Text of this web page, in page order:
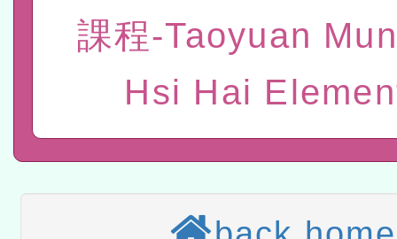
位及節水達人選拔活動」
市孔廟祈福系列活動—儒
2026年桃園地景藝術節教
結果公告(無人報名，續辦
適應運動共學行動站研習
本館辦理115年度閱讀磐
讀推動專業研習
科技賦能─人工智慧(AI)工
課程-Taoyuan
Hsi Hai